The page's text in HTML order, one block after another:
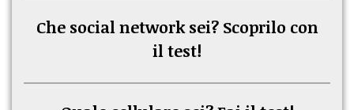
Che social network sei? Scoprilo con
il test!